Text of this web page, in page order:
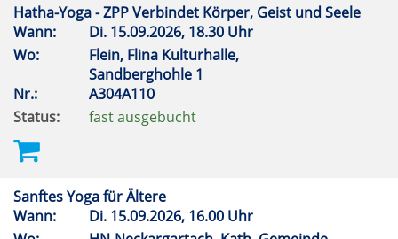
Hatha-Yoga - ZPP Verbindet Körper, Geist und Seele
Wann:
Di. 15.09.2026, 18.30 Uhr
Wo:
Flein, Flina Kulturhalle,
Sandberghohle 1
Nr.:
A304A110
Status:
fast ausgebucht
Sanftes Yoga für Ältere
Wann:
Di. 15.09.2026, 16.00 Uhr